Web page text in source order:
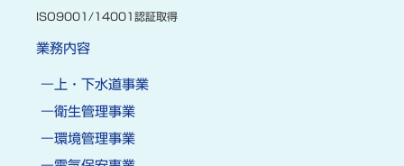
ISO9001/14001認証取得
業務内容
上・下水道事業
衛生管理事業
環境管理事業